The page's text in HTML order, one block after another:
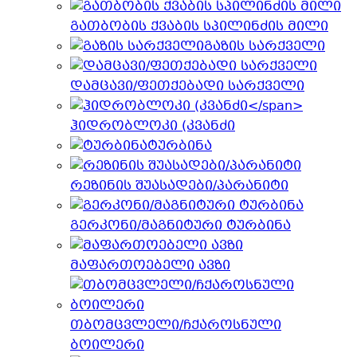
გათბობის ქვაბის სპილინძის მილი
გაზის სარქველი
დამცავი/ფეთქებადი სარქველი
ჰიდრობლოკი (კვანძი
ტურბინა
რეზინის შუასადები/პარანიტი
გერკონი/მაგნიტური ტურბინა
მაფართოებელი ავზი
თბომცვლელი/ჩქაროსნული
ბოილერი